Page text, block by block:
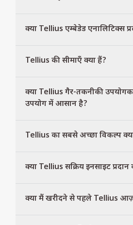
क्या Tellius एम्बेडेड एनालिटिक्स
Tellius की सीमाएँ क्या हैं?
क्या Tellius गैर-तकनीकी
उपयोग में आसान है?
Tellius का सबसे अच्छा विकल्प
क्या Tellius सक्रिय इनसाइट प्रदान
क्या मैं खरीदने से पहले Tellius